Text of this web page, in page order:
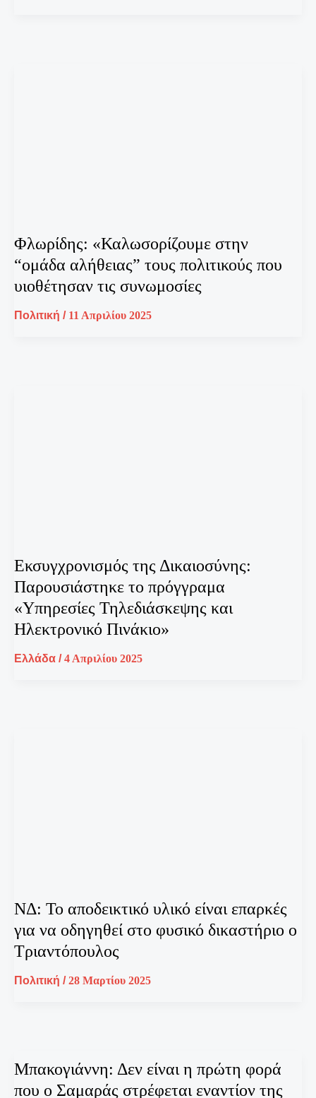
Φλωρίδης: «Καλωσορίζουμε στην
“ομάδα αλήθειας” τους πολιτικούς που
υιοθέτησαν τις συνωμοσίες
Πολιτική / 11 Απριλίου 2025
Εκσυγχρονισμός της Δικαιοσύνης:
Παρουσιάστηκε το πρόγγραμα
«Υπηρεσίες Τηλεδιάσκεψης και
Ηλεκτρονικό Πινάκιο»
Ελλάδα /4 Απριλίου 2025
ΝΔ: Το αποδεικτικό υλικό είναι επαρκές
για να οδηγηθεί στο φυσικό δικαστήριο ο
Τριαντόπουλος
Πολιτική /28 Μαρτίου 2025
Μπακογιάννη: Δεν είναι η πρώτη φορά
που ο Σαμαράς στρέφεται εναντίον της